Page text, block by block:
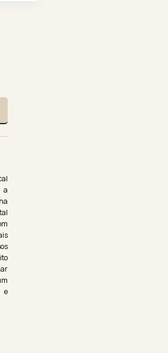
a
e